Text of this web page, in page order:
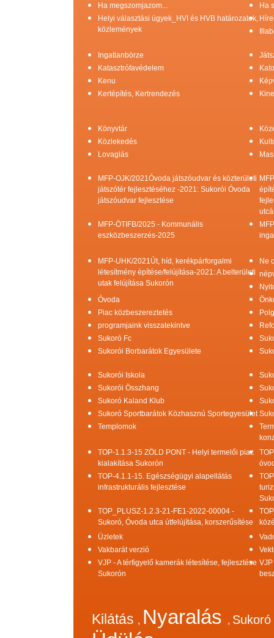
Ha megszomjazom...
Ha
Helyi választási ügyek_HVI és HVB határozatok,
közlemények
Ingatlanbörze
Katasztrófavédelem
Kenu
Kertépítés, Kertrendezés
Könyvtár
Közlekedés
Lovaglás
MFP-OJK/2021Óvoda játszóudvar és közterületi
játszótér fejlesztéséhez -2021: Sukorói Óvoda
játszóudvar fejlesztése
MFP-ÖTIFB/2025 - Kommunális
eszközbeszerzés-2025
MFP-UHK/2021Út, híd, kerékpárforgalmi
létesítmény építése/felújítása-2021: A belterületi
utak felújítása Sukorón
Ne
Óvoda
Piac közbeszereztetés
programjaink visszatekintve
Sukoró Fc
Sukorói Borbarátok Egyesülete
Sukorói Iskola
Sukorói Összhang
Sukoró Kaland Klub
Sukoró Sportbarátok Közhasznú Sportegyesület
Templomok
TOP-1.1.3-15 ZÖLD PONT - Helyi termelői piac
kialakítása Sukorón
TOP-4.1.1-15. Egészségügyi alapellátás
infrastrukturális fejlesztése
TOP_PLUSZ-1.2.3-21-FE1-2022-00004 -
Sukoró, Óvoda utca útfelújítása, korszerűsítése
Üzletek
Vakbarát verzió
VJP - A térfigyelő kamerák létesítése, fejlesztése
Sukorón
Kilátás , Nyaralás , Sukoró